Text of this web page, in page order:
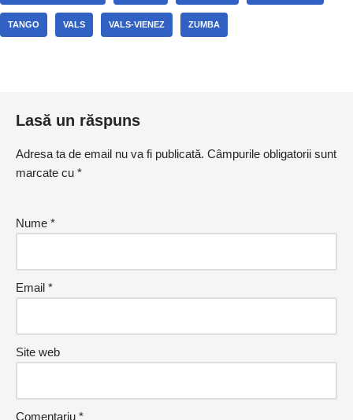
TANGO VALS VALS-VIENEZ ZUMBA
Lasă un răspuns
Adresa ta de email nu va fi publicată. Câmpurile obligatorii sunt
marcate cu *
Nume *
Email *
Site web
Comentariu *